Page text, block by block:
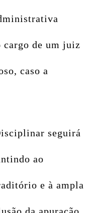
cargo de um juiz
caso a
seguirá
ao
e à ampla